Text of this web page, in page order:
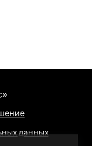
данных